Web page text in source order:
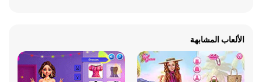
الألعاب المشابهة